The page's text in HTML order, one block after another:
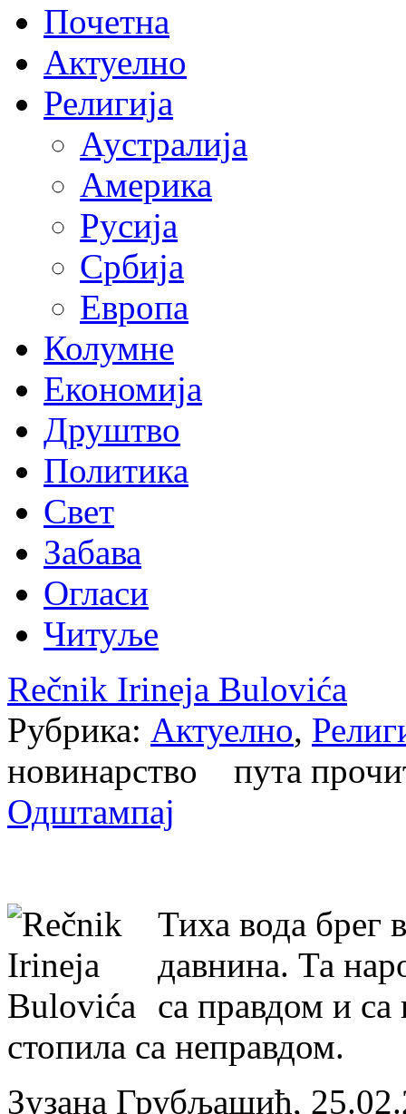
Почетна
Актуелно
Религија
Аустралија
Америка
Русија
Србија
Европа
Колумне
Економија
Друштво
Политика
Свет
Забава
Огласи
Читуље
Rečnik Irineja Bulovića
Рубрика: Актуелно,
новинарство пута
Одштампај
Тиха вода брег
давнина. Та
са правдом и
стопила са неправдом.
Зузана Грубљашић,